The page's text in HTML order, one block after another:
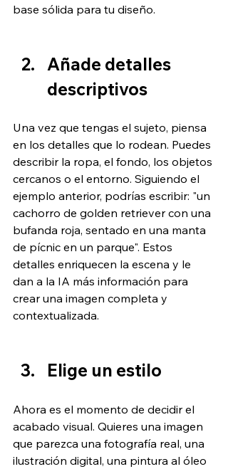
base sólida para tu diseño.
Añade detalles
descriptivos
Una vez que tengas el sujeto, piensa
en los detalles que lo rodean. Puedes
describir la ropa, el fondo, los objetos
cercanos o el entorno. Siguiendo el
ejemplo anterior, podrías escribir: "un
cachorro de golden retriever con una
bufanda roja, sentado en una manta
de pícnic en un parque". Estos
detalles enriquecen la escena y le
dan a la IA más información para
crear una imagen completa y
contextualizada.
Elige un estilo
Ahora es el momento de decidir el
acabado visual. Quieres una imagen
que parezca una fotografía real, una
ilustración digital, una pintura al óleo